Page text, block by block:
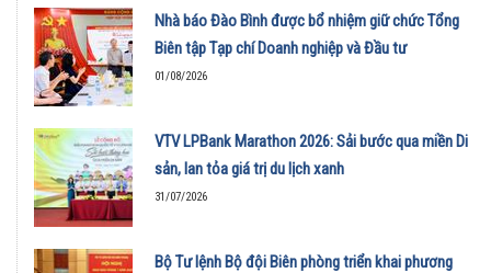
Nhà báo Đào Bình được bổ nhiệm giữ chức Tổng
Biên tập Tạp chí Doanh nghiệp và Đầu tư
01/08/2026
VTV LPBank Marathon 2026: Sải bước qua miền Di
sản, lan tỏa giá trị du lịch xanh
31/07/2026
Bộ Tư lệnh Bộ đội Biên phòng triển khai phương